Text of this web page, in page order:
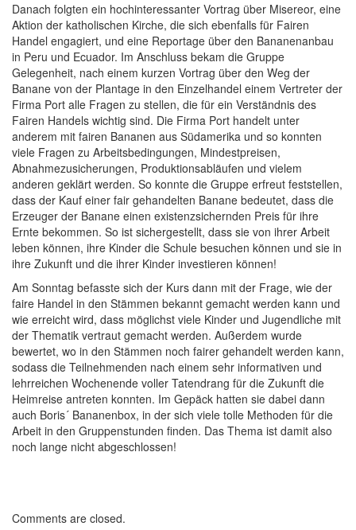
Danach folgten ein hochinteressanter Vortrag über Misereor, eine
Aktion der katholischen Kirche, die sich ebenfalls für Fairen
Handel engagiert, und eine Reportage über den Bananenanbau
in Peru und Ecuador. Im Anschluss bekam die Gruppe
Gelegenheit, nach einem kurzen Vortrag über den Weg der
Banane von der Plantage in den Einzelhandel einem Vertreter der
Firma Port alle Fragen zu stellen, die für ein Verständnis des
Fairen Handels wichtig sind. Die Firma Port handelt unter
anderem mit fairen Bananen aus Südamerika und so konnten
viele Fragen zu Arbeitsbedingungen, Mindestpreisen,
Abnahmezusicherungen, Produktionsabläufen und vielem
anderen geklärt werden. So konnte die Gruppe erfreut feststellen,
dass der Kauf einer fair gehandelten Banane bedeutet, dass die
Erzeuger der Banane einen existenzsichernden Preis für ihre
Ernte bekommen. So ist sichergestellt, dass sie von ihrer Arbeit
leben können, ihre Kinder die Schule besuchen können und sie in
ihre Zukunft und die ihrer Kinder investieren können!
Am Sonntag befasste sich der Kurs dann mit der Frage, wie der
faire Handel in den Stämmen bekannt gemacht werden kann und
wie erreicht wird, dass möglichst viele Kinder und Jugendliche mit
der Thematik vertraut gemacht werden. Außerdem wurde
bewertet, wo in den Stämmen noch fairer gehandelt werden kann,
sodass die Teilnehmenden nach einem sehr informativen und
lehrreichen Wochenende voller Tatendrang für die Zukunft die
Heimreise antreten konnten. Im Gepäck hatten sie dabei dann
auch Boris´ Bananenbox, in der sich viele tolle Methoden für die
Arbeit in den Gruppenstunden finden. Das Thema ist damit also
noch lange nicht abgeschlossen!
Comments are closed.